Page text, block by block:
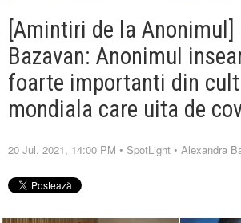
[Amintiri de la
Bazavan: Anonimul
foarte importanti din
mondiala care uita de
20 Jul. 2021, 14:00 PM • SpotLight • Alexandra